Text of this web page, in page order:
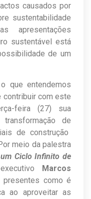
causados por
sustentabilidade
apresentações
sustentável está
de um
que entendemos
contribuir com este
feira (27) sua
de
de construção
meio da palestra
Ciclo Infinito de
Marcos
presentes como é
ao aproveitar as